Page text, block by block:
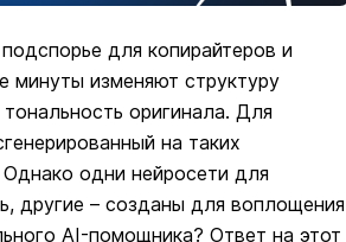
для копирайтеров и
минуты изменяют структуру
оригинала. Для
на таких
одни нейросети для
другие – созданы для воплощения
AI-помощника? Ответ на этот